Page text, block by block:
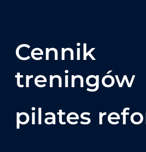
Cennik
treningów
pilates